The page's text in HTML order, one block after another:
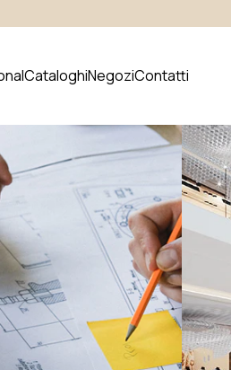
CataloghiNegoziContatti